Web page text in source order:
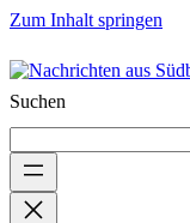
Zum Inhalt springen
Suchen